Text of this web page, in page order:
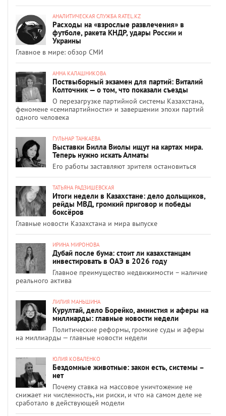
АНАЛИТИЧЕСКАЯ СЛУЖБА RATEL.KZ
Расходы на «взрослые развлечения» в
футболе, ракета КНДР, удары России и
Украины
Главное в мире: обзор СМИ
АННА КАЛАШНИКОВА
Поствыборный экзамен для партий: Виталий
Колточник — о том, что показали съезды
О перезагрузке партийной системы Казахстана,
феномене «семипартийности» и завершении эпохи партий
одного человека
ГУЛЬНАР ТАНКАЕВА
Выставки Билла Виолы ищут на картах мира.
Теперь нужно искать Алматы
Его работы заставляют зрителя остановиться
ТАТЬЯНА РАДЗИШЕВСКАЯ
Итоги недели в Казахстане: дело дольщиков,
рейды МВД, громкий приговор и победы
боксёров
Главные новости Казахстана и мира выпуске
ИРИНА МИРОНОВА
Дубай после бума: стоит ли казахстанцам
инвестировать в ОАЭ в 2026 году
Главное преимущество недвижимости – наличие
реального актива
ЛИЛИЯ МАНЬШИНА
Курултай, дело Борейко, амнистия и аферы на
миллиарды: главные новости недели
Политические реформы, громкие суды и аферы
на миллиарды — главные новости недели
ЮЛИЯ КОВАЛЕНКО
Бездомные животные: закон есть, системы –
нет
Почему ставка на массовое уничтожение не
снижает ни численность, ни риски, и что на самом деле не
сработало в действующей модели